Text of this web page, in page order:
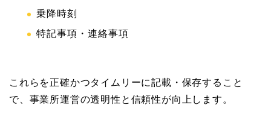
乗降時刻
特記事項・連絡事項
これらを正確かつタイムリーに記載・保存すること
で、事業所運営の透明性と信頼性が向上します。